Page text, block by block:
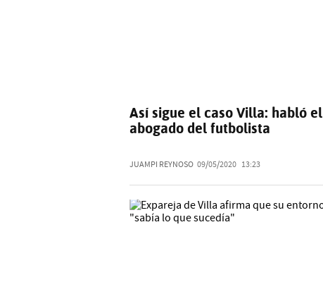
Así sigue el caso Villa: habló el
abogado del futbolista
JUAMPI REYNOSO 09/05/2020 13:23